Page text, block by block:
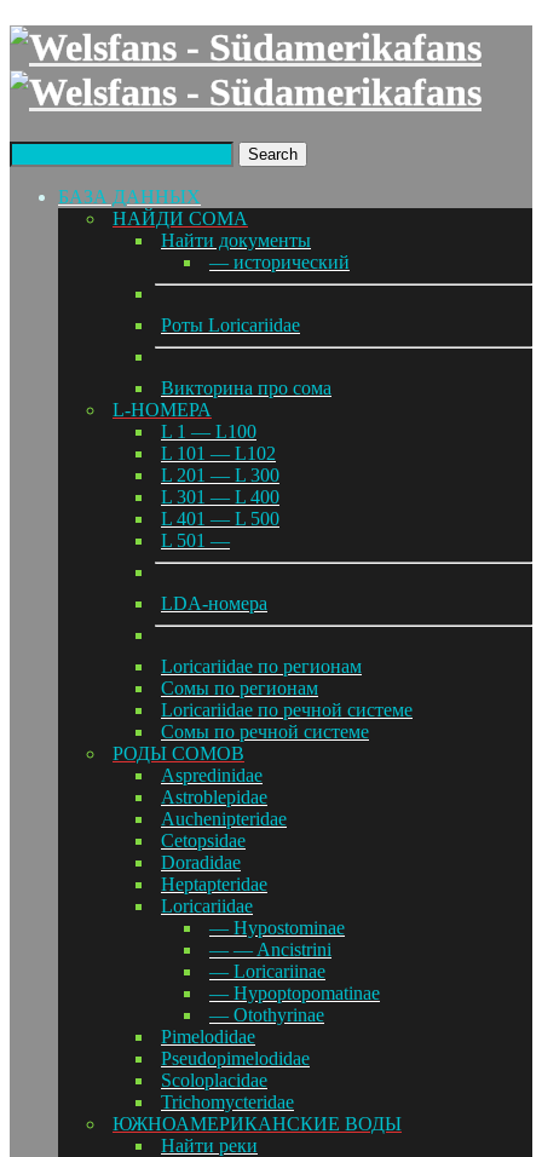
Search
БАЗА ДАННЫХ
НАЙДИ СОМА
Найти документы
— исторический
Роты Loricariidae
Викторина про сома
L-НОМЕРА
L 1 — L100
L 101 — L102
L 201 — L 300
L 301 — L 400
L 401 — L 500
L 501 —
LDA-номера
Loricariidae по регионам
Сомы по регионам
Loricariidae по речной системе
Сомы по речной системе
РОДЫ СОМОВ
Aspredinidae
Astroblepidae
Auchenipteridae
Cetopsidae
Doradidae
Heptapteridae
Loricariidae
— Hypostominae
— — Ancistrini
— Loricariinae
— Hypoptopomatinae
— Otothyrinae
Pimelodidae
Pseudopimelodidae
Scoloplacidae
Trichomycteridae
ЮЖНОАМЕРИКАНСКИЕ ВОДЫ
Hайти реки